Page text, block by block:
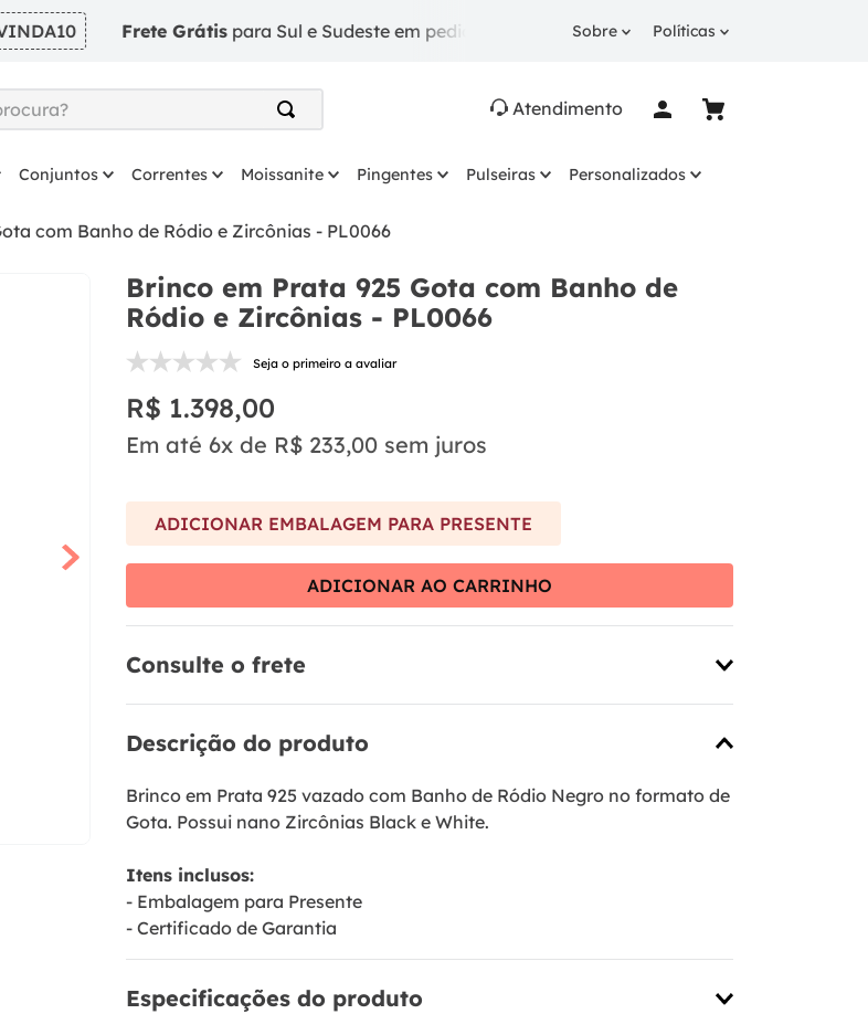
Frete Grátispara Sul e Sudeste em pedidos a partir de R$ 249. 10% OFFna 1ª compra
Sobre Políticas
Atendimento
Conjuntos Correntes Moissanite Pingentes Pulseiras Personalizados
com Banho de Ródio e Zircônias - PL0066
Brinco em Prata 925 Gota com Banho de
Ródio e Zircônias - PL0066
Seja o primeiro a avaliar
R$ 1.398,00
Em até 6x de R$ 233,00 sem juros
ADICIONAR EMBALAGEM PARA PRESENTE
ADICIONAR AO CARRINHO
Consulte o frete
Descrição do produto
Brinco em Prata 925 vazado com Banho de Ródio Negro no formato de
Gota. Possui nano Zircônias Black e White.
Itens inclusos:
- Embalagem para Presente
- Certificado de Garantia
Especificações do produto